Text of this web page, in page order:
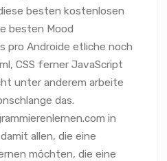
besten kostenlosen
besten Mood
pro Androide etliche noch
CSS ferner JavaScript
unter anderem arbeite
das.
in
allen, die eine
möchten, die eine